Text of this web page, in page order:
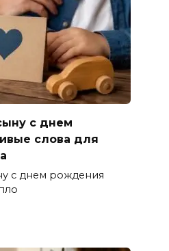
с днем
слова для
с днем рождения